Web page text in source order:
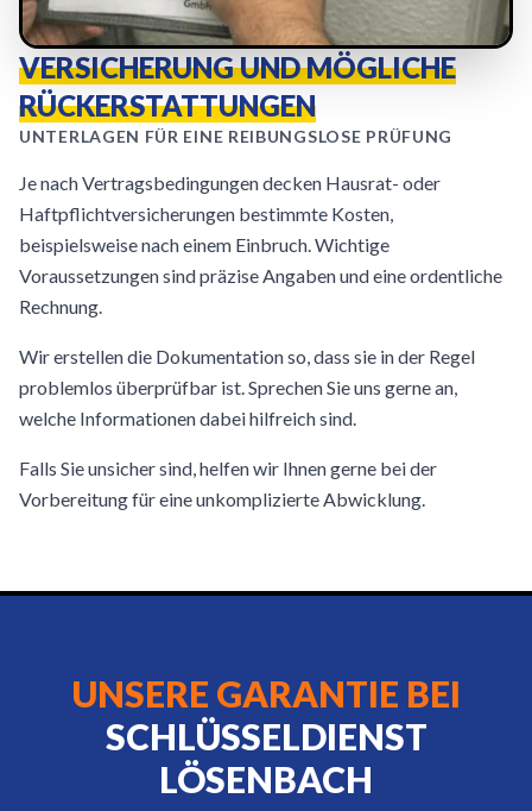
VERSICHERUNG UND MÖGLICHE
RÜCKERSTATTUNGEN
UNTERLAGEN FÜR EINE REIBUNGSLOSE PRÜFUNG
Je nach Vertragsbedingungen decken Hausrat- oder
Haftpflichtversicherungen bestimmte Kosten,
beispielsweise nach einem Einbruch. Wichtige
Voraussetzungen sind präzise Angaben und eine ordentliche
Rechnung.
Wir erstellen die Dokumentation so, dass sie in der Regel
problemlos überprüfbar ist. Sprechen Sie uns gerne an,
welche Informationen dabei hilfreich sind.
Falls Sie unsicher sind, helfen wir Ihnen gerne bei der
Vorbereitung für eine unkomplizierte Abwicklung.
UNSERE GARANTIE BEI
SCHLÜSSELDIENST
LÖSENBACH